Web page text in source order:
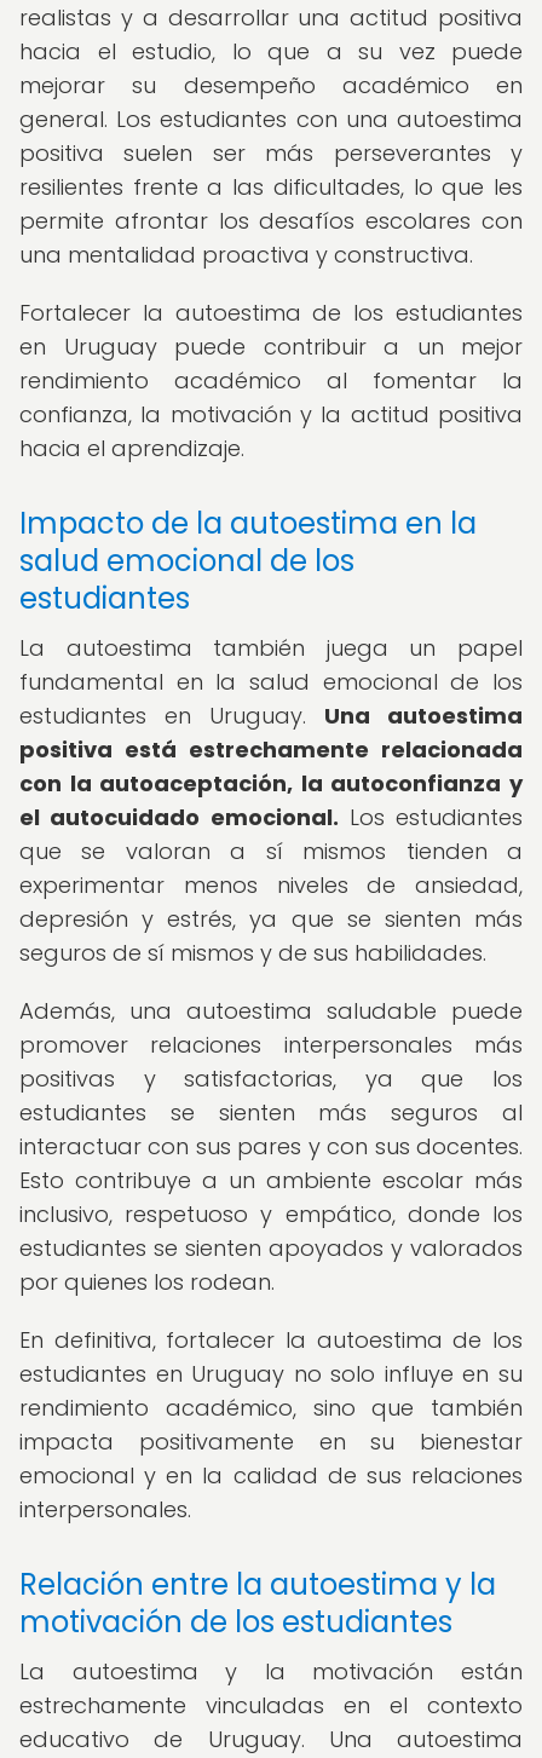
realistas y a desarrollar una actitud positiva
hacia el estudio, lo que a su vez puede
mejorar su desempeño académico en
general. Los estudiantes con una autoestima
positiva suelen ser más perseverantes y
resilientes frente a las dificultades, lo que les
permite afrontar los desafíos escolares con
una mentalidad proactiva y constructiva.
Fortalecer la autoestima de los estudiantes
en Uruguay puede contribuir a un mejor
rendimiento académico al fomentar la
confianza, la motivación y la actitud positiva
hacia el aprendizaje.
Impacto de la autoestima en la
salud emocional de los
estudiantes
La autoestima también juega un papel
fundamental en la salud emocional de los
estudiantes en Uruguay. Una autoestima
positiva está estrechamente relacionada
con la autoaceptación, la autoconfianza y
el autocuidado emocional. Los estudiantes
que se valoran a sí mismos tienden a
experimentar menos niveles de ansiedad,
depresión y estrés, ya que se sienten más
seguros de sí mismos y de sus habilidades.
Además, una autoestima saludable puede
promover relaciones interpersonales más
positivas y satisfactorias, ya que los
estudiantes se sienten más seguros al
interactuar con sus pares y con sus docentes.
Esto contribuye a un ambiente escolar más
inclusivo, respetuoso y empático, donde los
estudiantes se sienten apoyados y valorados
por quienes los rodean.
En definitiva, fortalecer la autoestima de los
estudiantes en Uruguay no solo influye en su
rendimiento académico, sino que también
impacta positivamente en su bienestar
emocional y en la calidad de sus relaciones
interpersonales.
Relación entre la autoestima y la
motivación de los estudiantes
La autoestima y la motivación están
estrechamente vinculadas en el contexto
educativo de Uruguay. Una autoestima